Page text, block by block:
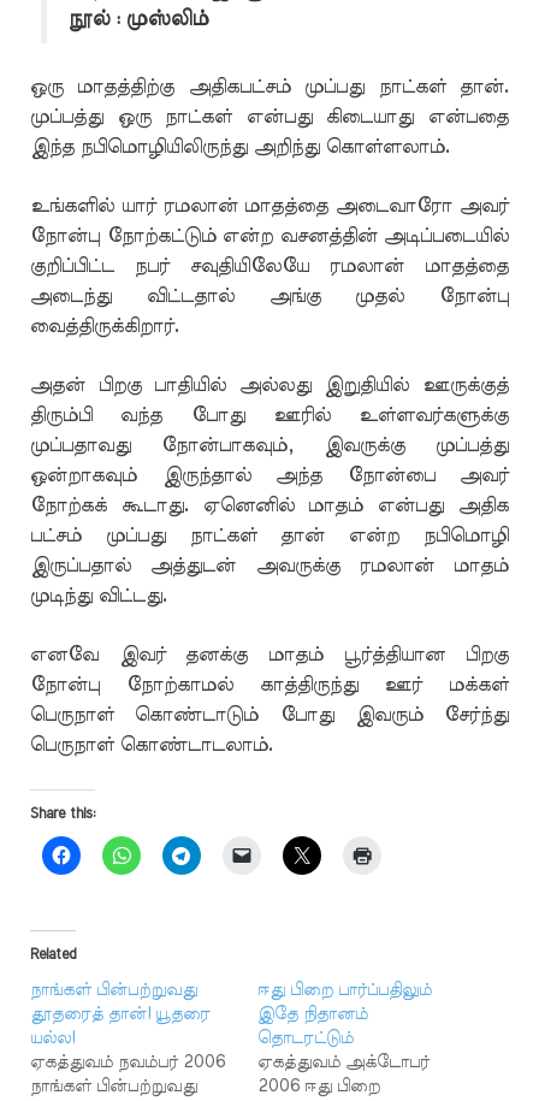
நூல் : முஸ்லிம்
ஒரு மாதத்திற்கு அதிகபட்சம் முப்பது நாட்கள் தான்.
முப்பத்து ஒரு நாட்கள் என்பது கிடையாது என்பதை
இந்த நபிமொழியிலிருந்து அறிந்து கொள்ளலாம்.
உங்களில் யார் ரமலான் மாதத்தை அடைவாரோ அவர்
நோன்பு நோற்கட்டும் என்ற வசனத்தின் அடிப்படையில்
குறிப்பிட்ட நபர் சவுதியிலேயே ரமலான் மாதத்தை
அடைந்து விட்டதால் அங்கு முதல் நோன்பு
வைத்திருக்கிறார்.
அதன் பிறகு பாதியில் அல்லது இறுதியில் ஊருக்குத்
திரும்பி வந்த போது ஊரில் உள்ளவர்களுக்கு
முப்பதாவது நோன்பாகவும், இவருக்கு முப்பத்து
ஒன்றாகவும் இருந்தால் அந்த நோன்பை அவர்
நோற்கக் கூடாது. ஏனெனில் மாதம் என்பது அதிக
பட்சம் முப்பது நாட்கள் தான் என்ற நபிமொழி
இருப்பதால் அத்துடன் அவருக்கு ரமலான் மாதம்
முடிந்து விட்டது.
எனவே இவர் தனக்கு மாதம் பூர்த்தியான பிறகு
நோன்பு நோற்காமல் காத்திருந்து ஊர் மக்கள்
பெருநாள் கொண்டாடும் போது இவரும் சேர்ந்து
பெருநாள் கொண்டாடலாம்.
Share this:
Related
நாங்கள் பின்பற்றுவது
தூதரைத் தான்! யூதரை
யல்ல!
ஏகத்துவம் நவம்பர் 2006
நாங்கள் பின்பற்றுவது
ஈது பிறை பார்ப்பதிலும்
இதே நிதானம்
தொடரட்டும்
ஏகத்துவம் அக்டோபர்
2006 ஈது பிறை